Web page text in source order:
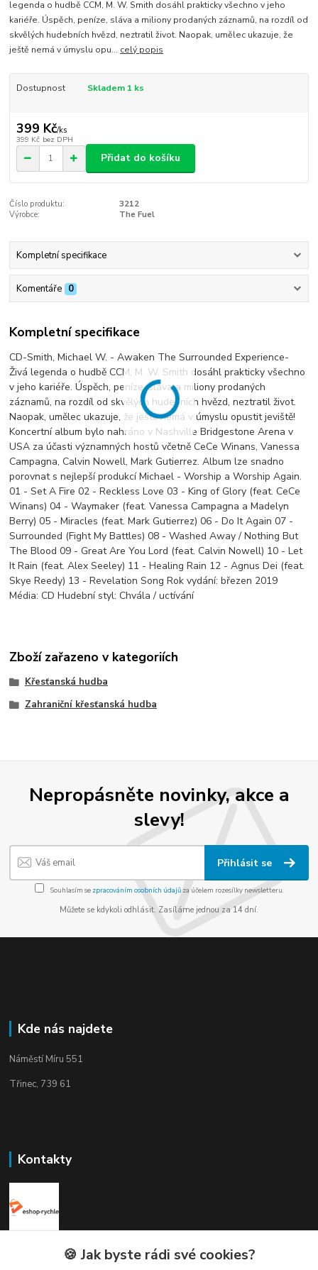
legenda o hudbě CCM, M. W. Smith dosáhl prakticky všechno v jeho
kariéře. Úspěch, peníze, sláva a miliony prodaných záznamů, na rozdíl od
skvělých hudebních hvězd, neztratil život. Naopak, umělec ukazuje, že
ještě nemá v úmyslu opu... celý popis
Dostupnost Skladem 1 ks
399 Kč/ks
399 Kč bez DPH
Přidat do košíku
Číslo produktu:
3212
Výrobce:
The Fuel
Kompletní specifikace
Komentáře 0
Kompletní specifikace
CD-Smith, Michael W. - Awaken The Surrounded Experience-
Živá legenda o hudbě CCM, M. W. Smith dosáhl prakticky všechno
v jeho kariéře. Úspěch, peníze, sláva a miliony prodaných
záznamů, na rozdíl od skvělých hudebních hvězd, neztratil život.
Naopak, umělec ukazuje, že ještě nemá v úmyslu opustit jeviště!
Koncertní album bylo nahráno v Nashville Bridgestone Arena v
USA za účasti významných hostů včetně CeCe Winans, Vanessa
Campagna, Calvin Nowell, Mark Gutierrez. Album lze snadno
porovnat s nejlepší produkcí Michael - Worship a Worship Again.
01 - Set A Fire 02 - Reckless Love 03 - King of Glory (feat. CeCe
Winans) 04 - Waymaker (feat. Vanessa Campagna a Madelyn
Berry) 05 - Miracles (feat. Mark Gutierrez) 06 - Do It Again 07 -
Surrounded (Fight My Battles) 08 - Washed Away / Nothing But
The Blood 09 - Great Are You Lord (feat. Calvin Nowell) 10 - Let
It Rain (feat. Alex Seeley) 11 - Healing Rain 12 - Agnus Dei (feat.
Skye Reedy) 13 - Revelation Song Rok vydání: březen 2019
Média: CD Hudební styl: Chvála / uctívání
Zboží zařazeno v kategoriích
Křesťanská hudba
Zahraniční křesťanská hudba
Nepropásněte novinky, akce a
slevy!
Přihlásit se
Souhlasím se zpracováním osobních údajůza účelem rozesílky newsletteru.
Můžete se kdykoli odhlásit. Zasíláme jednou za 14 dní.
Kde nás najdete
Náměstí Míru 551
Třinec, 739 61
Kontakty
🍪 Jak byste rádi své cookies?